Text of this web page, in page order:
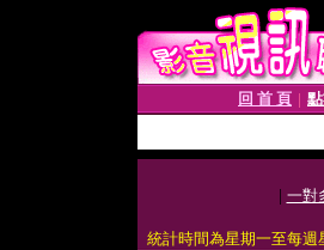
回 首 頁
| 一對
統計時間為星期一至每